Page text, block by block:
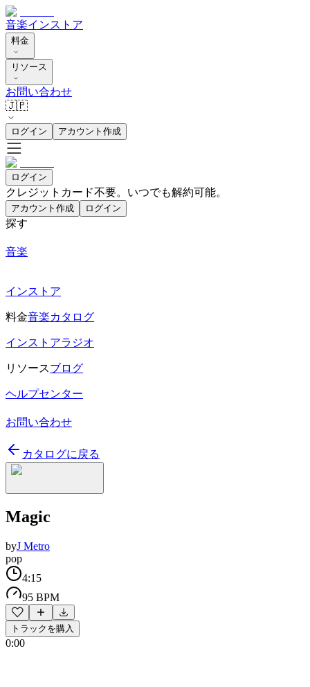
音楽インストア
料金
リソース
お問い合わせ
🇯🇵
ログイン アカウント作成
ログイン
クレジットカード不要。いつでも解約可能。
アカウント作成 ログイン
探す
音楽
インストア
料金音楽カタログ
インストアラジオ
リソースブログ
ヘルプセンター
お問い合わせ
カタログに戻る
Magic
byJ Metro
pop
4:15
95 BPM
トラックを購入
0:00